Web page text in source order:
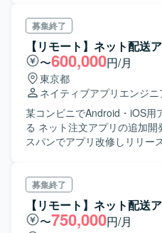
募集終了
【リモート】ネット配送
〜600,000円/月
東京都
ネイティブアプリエンジニ
某コンビニでAndroid・iOS用
る ネット注文アプリの追加
スパンでアプリ改修しリリー
募集終了
【リモート】ネット配送
〜750,000円/月